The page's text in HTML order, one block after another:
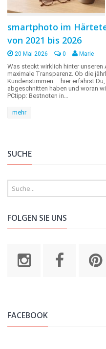
smartphoto im
von 2021 bis 2026
20 Mai 2026 0 Marie
Was steckt wirklich hinter
maximale Transparenz. Ob die
Kundenstimmen – hier erfährst
abgeschnitten haben und woran
PCtipp: Bestnoten in…
mehr
SUCHE
FOLGEN SIE UNS
FACEBOOK